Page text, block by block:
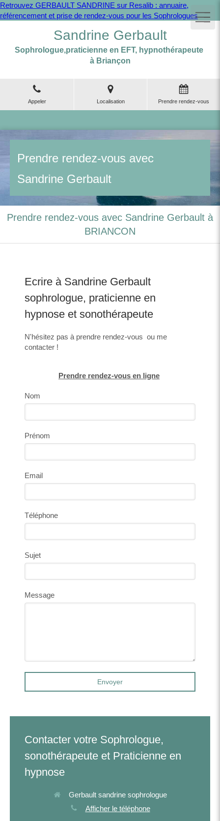
Retrouvez GERBAULT SANDRINE sur Resalib : annuaire,
référencement et prise de rendez-vous pour les Sophrologues
Sandrine Gerbault
Sophrologue,praticienne en EFT, hypnothérapeute
à Briançon
Appeler Localisation Prendre rendez-vous
Prendre rendez-vous avec
Sandrine Gerbault
Prendre rendez-vous avec Sandrine Gerbault à
BRIANCON
Ecrire à Sandrine Gerbault
sophrologue, praticienne en
hypnose et sonothérapeute
N'hésitez pas à prendre rendez-vous ou me
contacter !
Prendre rendez-vous en ligne
Nom
Prénom
Email
Téléphone
Sujet
Message
Envoyer
Contacter votre Sophrologue,
sonothérapeute et Praticienne en
hypnose
Gerbault sandrine sophrologue
Afficher le téléphone